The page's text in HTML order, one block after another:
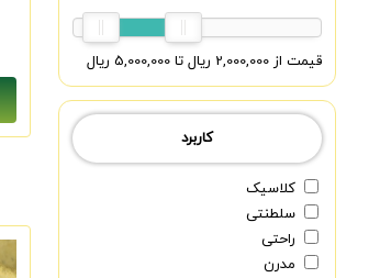
قیمت از 2,000,000 ریال تا 5,000,000 ریال
کاربرد
کلاسیک
سلطنتی
راحتی
مدرن